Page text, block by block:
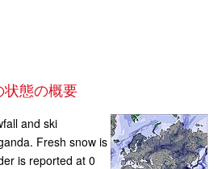
状態の概要
and ski
Fresh snow is
is reported at 0